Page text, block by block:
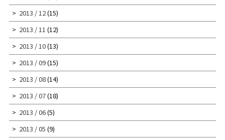
2013 / 12(15)
2013 / 11 (12)
2013 / 10(13)
2013 / 09(15)
2013 / 08(14)
2013 / 07(18)
2013 / 06(5)
2013 / 05 (9)